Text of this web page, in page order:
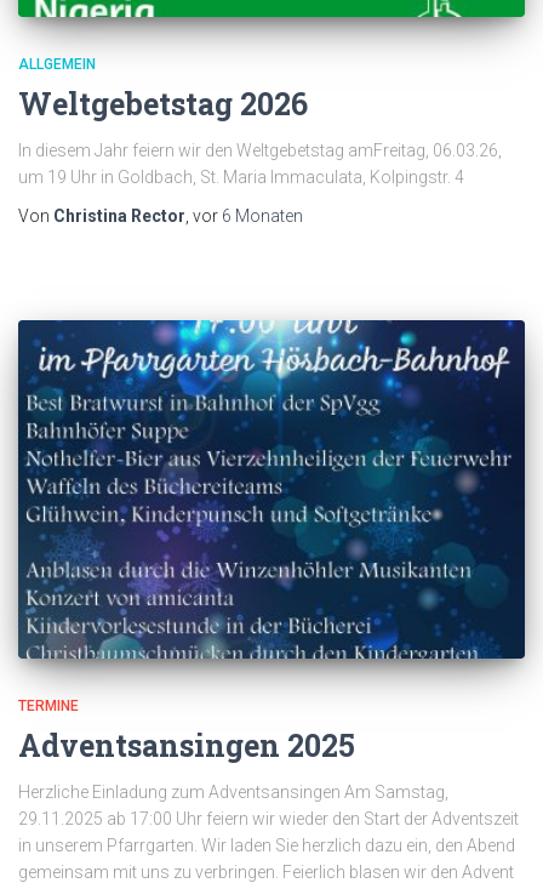
ALLGEMEIN
Weltgebetstag 2026
In diesem Jahr feiern wir den Weltgebetstag amFreitag, 06.03.26,
um 19 Uhr in Goldbach, St. Maria Immaculata, Kolpingstr. 4
Von Christina Rector, vor 6 Monaten
TERMINE
Adventsansingen 2025
Herzliche Einladung zum Adventsansingen Am Samstag,
29.11.2025 ab 17:00 Uhr feiern wir wieder den Start der Adventszeit
in unserem Pfarrgarten. Wir laden Sie herzlich dazu ein, den Abend
gemeinsam mit uns zu verbringen. Feierlich blasen wir den Advent